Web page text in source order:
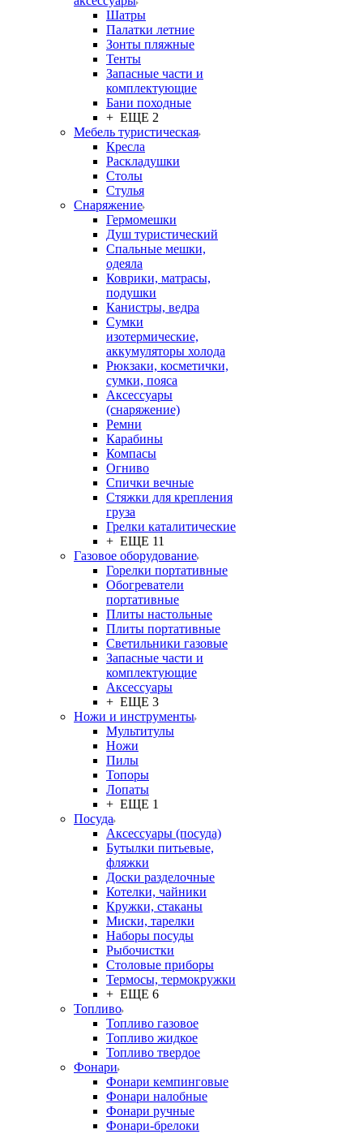
Шатры
Палатки летние
Зонты пляжные
Тенты
Запасные части и
комплектующие
Бани походные
+ ЕЩЕ 2
Мебель туристическая
Кресла
Раскладушки
Столы
Стулья
Снаряжение
Гермомешки
Душ туристический
Спальные мешки,
одеяла
Коврики, матрасы,
подушки
Канистры, ведра
Сумки
изотермические,
аккумуляторы холода
Рюкзаки, косметички,
сумки, пояса
Аксессуары
(снаряжение)
Ремни
Карабины
Компасы
Огниво
Спички вечные
Стяжки для крепления
груза
Грелки каталитические
+ ЕЩЕ 11
Газовое оборудование
Горелки портативные
Обогреватели
портативные
Плиты настольные
Плиты портативные
Светильники газовые
Запасные части и
комплектующие
Аксессуары
+ ЕЩЕ 3
Ножи и инструменты
Мультитулы
Ножи
Пилы
Топоры
Лопаты
+ ЕЩЕ 1
Посуда
Аксессуары (посуда)
Бутылки питьевые,
фляжки
Доски разделочные
Котелки, чайники
Кружки, стаканы
Миски, тарелки
Наборы посуды
Рыбочистки
Столовые приборы
Термосы, термокружки
+ ЕЩЕ 6
Топливо
Топливо газовое
Топливо жидкое
Топливо твердое
Фонари
Фонари кемпинговые
Фонари налобные
Фонари ручные
Фонари-брелоки